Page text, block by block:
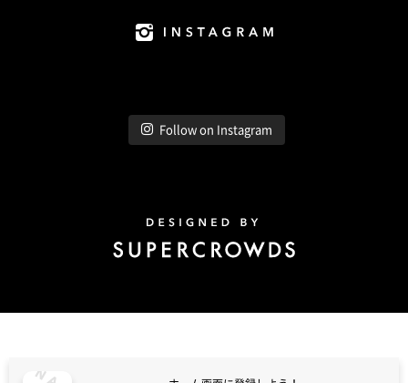
Follow on Instagram